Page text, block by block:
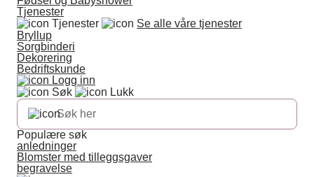
Tjenester
Tjenester
Se alle våre tjenester
Bryllup
Sorgbinderi
Dekorering
Bedriftskunde
Logg inn
Søk
Lukk
Populære søk
anledninger
Blomster med tilleggsgaver
begravelse